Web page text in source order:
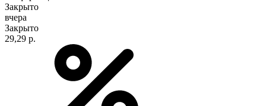
Закрыто
вчера
Закрыто
29,29 р.